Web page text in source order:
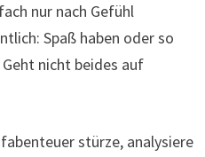
nur nach Gefühl
Spaß haben oder so
nicht beides auf
stürze, analysiere